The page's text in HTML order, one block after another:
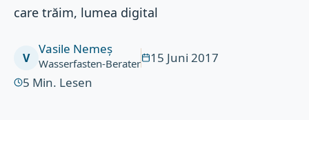
care trăim, lumea digital
V
Vasile Nemeș
Wasserfasten-Berater
15 Juni 2017
5 Min. Lesen